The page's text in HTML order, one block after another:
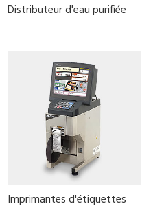
Distributeur d'eau purifiée
Imprimantes d'étiquettes